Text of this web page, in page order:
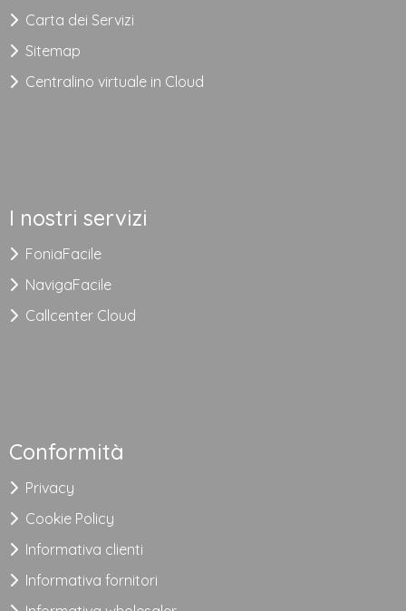
Carta dei Servizi
Sitemap
Centralino virtuale in Cloud
I nostri servizi
FoniaFacile
NavigaFacile
Callcenter Cloud
Conformità
Privacy
Cookie Policy
Informativa clienti
Informativa fornitori